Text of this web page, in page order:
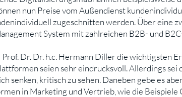
nun Preise vom Außendienst
zugeschnitten werden. Über eine
System mit zahlreichen B2B- und
Prof. Dr. Dr. h.c. Hermann Diller die wichtigsten
seien sehr eindrucksvoll. Allerdings
senken, kritisch zu sehen. Daneben gebe es
in Marketing und Vertrieb, wie die Beispiele